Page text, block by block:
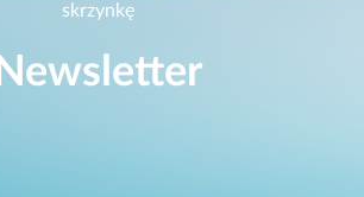
skrzynkę
Newsletter